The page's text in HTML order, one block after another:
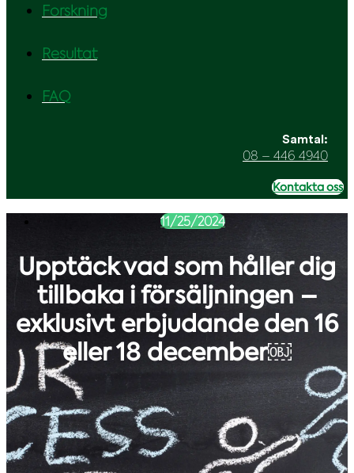
Forskning
Resultat
FAQ
Samtal:
08 – 446 4940
Kontakta oss
11/25/2024
Upptäck vad som håller dig
tillbaka i försäljningen –
exklusivt erbjudande den 16
eller 18 december￼